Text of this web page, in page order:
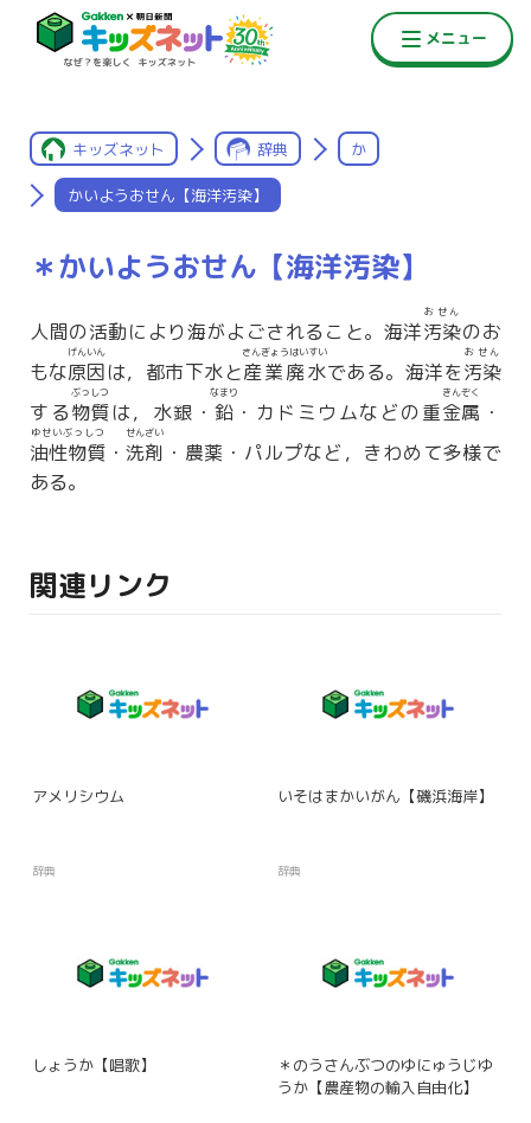
キッズネット 辞典 か
かいようおせん【海洋汚染】
＊かいようおせん【海洋汚染】
人間の活動により海がよごされること。海洋汚染
おせん
のお
もな原因
げんいん
は，都市下水と産業廃水
さんぎょうはいすい
である。海洋を汚染
おせん
する物質
ぶっしつ
は，水銀・ 鉛
なまり
・カドミウムなどの重金属
きんぞく
・
油性物質
ゆせいぶっしつ
・ 洗剤
せんざい
・農薬・パルプなど，きわめて多様で
ある。
関連リンク
アメリシウム
辞典
いそはまかいがん【磯浜海岸】
辞典
しょうか【唱歌】
＊のうさんぶつのゆにゅうじゆ
うか【農産物の輸入自由化】